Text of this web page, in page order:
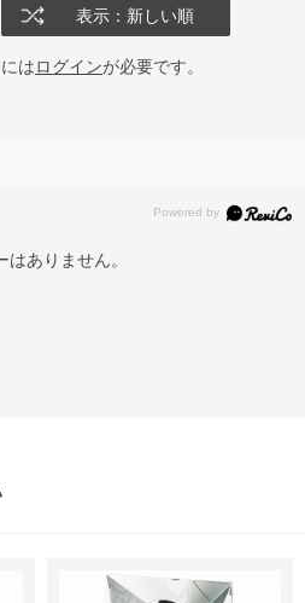
表示：新しい順
はログインが必要です。
はありません。